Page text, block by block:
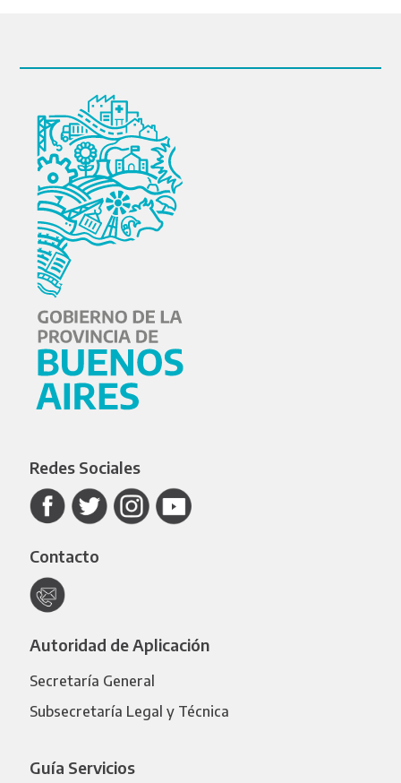
Redes Sociales
Contacto
Autoridad de Aplicación
Secretaría General
Subsecretaría Legal y Técnica
Guía Servicios